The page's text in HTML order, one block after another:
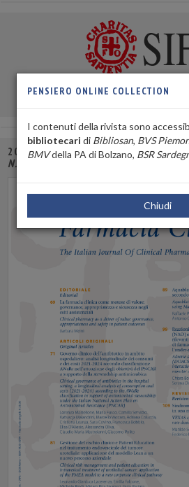
Rivista dellaSocietà Italiana di
2026 VOL. 40
N. 2 APRILE-GIUGNO
PENSIERO ONLINE COLLECTION
I contenuti della rivista sono
bibliotecari di Bibliosan, BVS
BMVdella PA di Bolzano, BSR
Chiudi